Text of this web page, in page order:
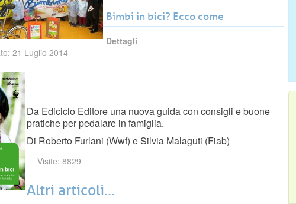
Bimbi in bici? Ecco come
Dettagli
21 Luglio 2014
Da Ediciclo Editore una nuova guida con consigli e buone
pratiche per pedalare in famiglia.
Di Roberto Furlani (Wwf) e Silvia Malaguti (Fiab)
Visite: 8829
Altri articoli...